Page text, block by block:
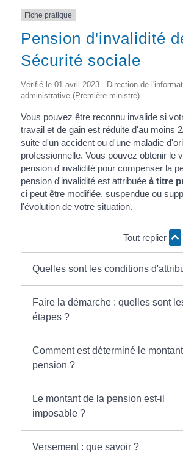
Fiche pratique
Pension d'invalidité
Sécurité sociale
Vérifié le 01 avril 2023 - Direction de
administrative (Première ministre)
Vous pouvez être reconnu invalide si
travail et de gain est réduite d'au moins
suite d'un accident ou d'une maladie
professionnelle. Vous pouvez obtenir le
pension d'invalidité pour compenser la
pension d'invalidité est attribuée à titre
ci peut être modifiée, suspendue ou
l'évolution de votre situation.
Tout replier
Quelles sont les conditions
Faire la démarche : quelles sont
étapes ?
Comment est déterminé le
pension ?
Le montant de la pension est-il
imposable ?
Versement : que savoir ?